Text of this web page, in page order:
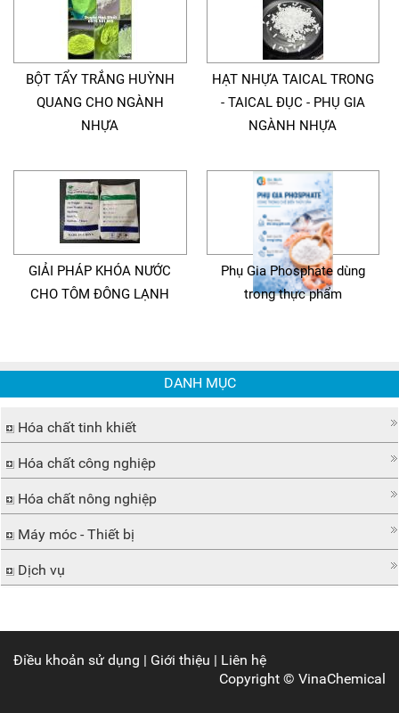
BỘT TẨY TRẮNG HUỲNH
QUANG CHO NGÀNH
NHỰA
HẠT NHỰA TAICAL TRONG
- TAICAL ĐỤC - PHỤ GIA
NGÀNH NHỰA
GIẢI PHÁP KHÓA NƯỚC
CHO TÔM ĐÔNG LẠNH
Phụ Gia Phosphate dùng
trong thực phẩm
DANH MỤC
Hóa chất tinh khiết
Hóa chất công nghiệp
Hóa chất nông nghiệp
Máy móc - Thiết bị
Dịch vụ
Điều khoản sử dụng | Giới thiệu | Liên hệ
Copyright © VinaChemical